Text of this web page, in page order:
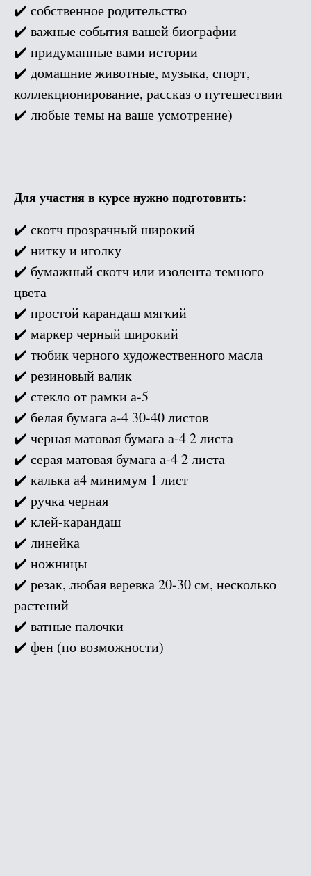
✔️ собственное родительство
✔️ важные события вашей биографии
✔️ придуманные вами истории
✔️ домашние животные, музыка, спорт,
коллекционирование, рассказ о путешествии
✔️ любые темы на ваше усмотрение)
Для участия в курсе нужно подготовить:
✔️ скотч прозрачный широкий
✔️ нитку и иголку
✔️ бумажный скотч или изолента темного
цвета
✔️ простой карандаш мягкий
✔️ маркер черный широкий
✔️ тюбик черного художественного масла
✔️ резиновый валик
✔️ стекло от рамки а-5
✔️ белая бумага а-4 30-40 листов
✔️ черная матовая бумага а-4 2 листа
✔️ серая матовая бумага а-4 2 листа
✔️ калька а4 минимум 1 лист
✔️ ручка черная
✔️ клей-карандаш
✔️ линейка
✔️ ножницы
✔️ резак, любая веревка 20-30 см, несколько
растений
✔️ ватные палочки
✔️ фен (по возможности)